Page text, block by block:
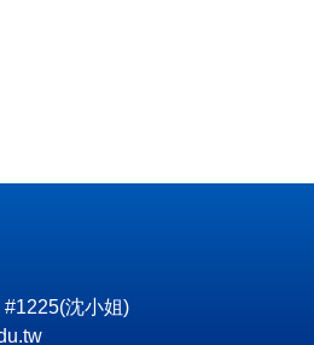
#1225(沈小姐)